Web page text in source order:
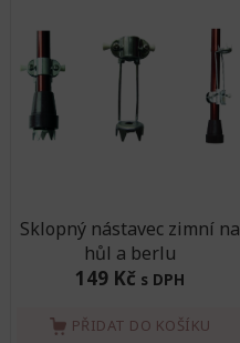
Sklopný nástavec zimní na
hůl a berlu
149 Kč s DPH
PŘIDAT DO KOŠÍKU